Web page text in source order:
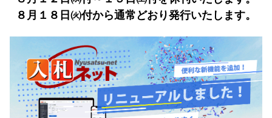
８月１８日㈫付から通常どおり発行いたします。